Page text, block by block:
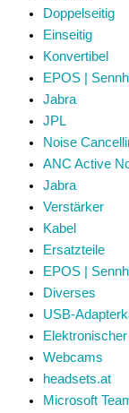
Doppelseitig
Einseitig
Konvertibel
EPOS |
Jabra
JPL
Noise
ANC Active
Jabra
Verstärker
Kabel
Ersatzteile
EPOS |
Diverses
USB-
Webcams
headsets.at
Microsoft